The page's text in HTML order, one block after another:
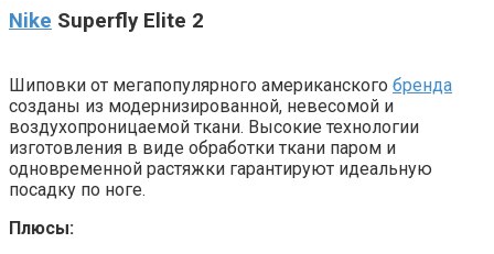
Nike Superfly Elite 2
Шиповки от мегапопулярного американского бренда
созданы из модернизированной, невесомой и
воздухопроницаемой ткани. Высокие технологии
изготовления в виде обработки ткани паром и
одновременной растяжки гарантируют идеальную
посадку по ноге.
Плюсы: